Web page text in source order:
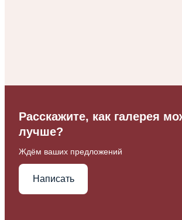
Расскажите, как галерея
лучше?
Ждём ваших предложений
Написать